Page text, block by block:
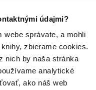
údajmi?
webe správate, a mohli
zbierame cookies.
nich by naša stránka
analytické
ako náš web